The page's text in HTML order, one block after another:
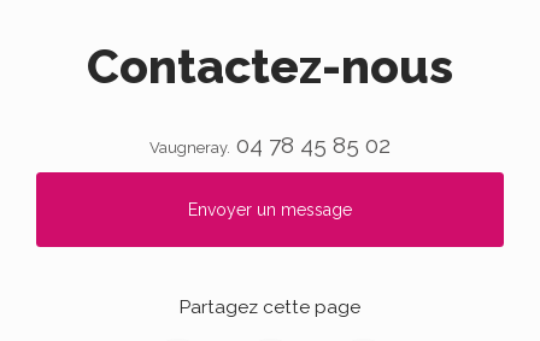
Contactez-nous
Vaugneray. 04 78 45 85 02
Envoyer un message
Partagez cette page